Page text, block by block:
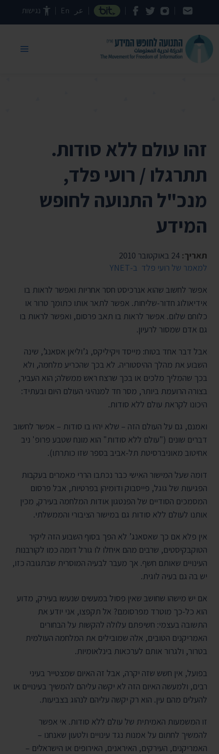
דילוג לתוכן העמוד عر En נגישות
זהו עולם ללא סודות.
תתרגלו / רועי פלד,
מנכ"ל התנועה לחופש
המידע
תאריך:
למאמר של רועי פלד ב-YNET
אפשר לחשוב שהוא אנרכיסט חסר אחריות ואפשר לראות בו
אידיאולוג חדור-שליחות. אפשר לתאר אותו כתומך טרור או
כלוחם שלום. אפשר לראות בו תאב פרסום, ואפשר לראות בו
גם אדם שמסור לרעיון.
אבל דבר אחד בטוח: מייסד ויקיליקס, ג’וליאן אסאנג’, שינה
השבוע את מהלך ההיסטוריה. לא בכך שהכריע מלחמה, ולא
בכך שהמליך מלכים או בכך שרצח ראש ממשלה; הוא העביר,
בצורה הרועמת ביותר, מסר חד למנהיגי העולם היום ובעתיד:
היכונו לקראת עולם ללא סודות.
ואמנם, גם על העולם הזה – שלא יהיו בו סודות – אפשר לחשוב
דברים שונים ("עולם ללא סודות" הוא מונח שטבע פרופ' ניב
אחיטוב מאוניברסיטת תל-אביב בספר שזו כותרתו).
דומה שעל המישור האישי כבר נכתבו הררי מאמרים בעקבות
הפגיעות של גוגל, פייסבוק ודומיהן בפרטיות, אבל פרסום
המסמכים הסודיים של הפנטגון אודות המלחמה בעירק, מכין
אותנו לעולם ללא סודות גם במישור הציבורי והממשלתי.
אין פלא אם כך שאסאנג’ לא הפך בסוף השבוע הזה ליקיר
הטוקבקיסטים, שרבים מהם איחלו לו גורל דומה כמו לקורבנות
העינויים שאותם חשף. אך מעבר לבעיה המוסרית שבתגובה כזו,
יש בה גם בעיה לוגית.
אם יש מישהו שחושב שאין פסול במעשים שנעשו בעירק, מדוע
הוא כל-כך מוטרד מפרסומם? אל תקפצו, אני יודע את
התשובה בעצמי: חשיפתם עלולה להקשות על הבחורים
האמריקנים הטובים, אלה שמובילים את המלחמה העולמית
בטרור, ולגרור אותם לערכאות בינלאומיות.
בפועל, אין חשש שזה יקרה, אבל זה האיום שמצטייר בעיני
רבים, ולמעשה האיום הזה לא יקשה עליהם להמשיך בעינויים או
להעלים מהם עין. הוא רק יקשה עליהם לנהוג בצביעות.
זו המשמעות האמיתית של עולם ללא סודות. אי אפשר
להמשיך לחתום על אמנות נגד עינויים ולטעון שאנחנו –
האמריקנים, העירקים, האיראנים, האירופים או הישראלים –